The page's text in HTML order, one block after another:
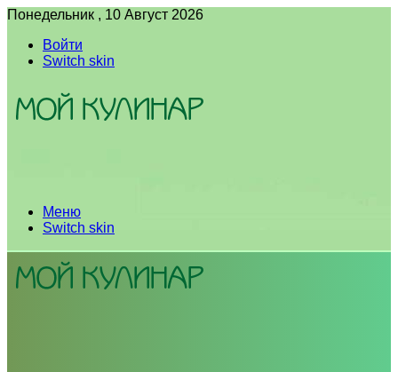
Понедельник , 10 Август 2026
Войти
Switch skin
Меню
Switch skin